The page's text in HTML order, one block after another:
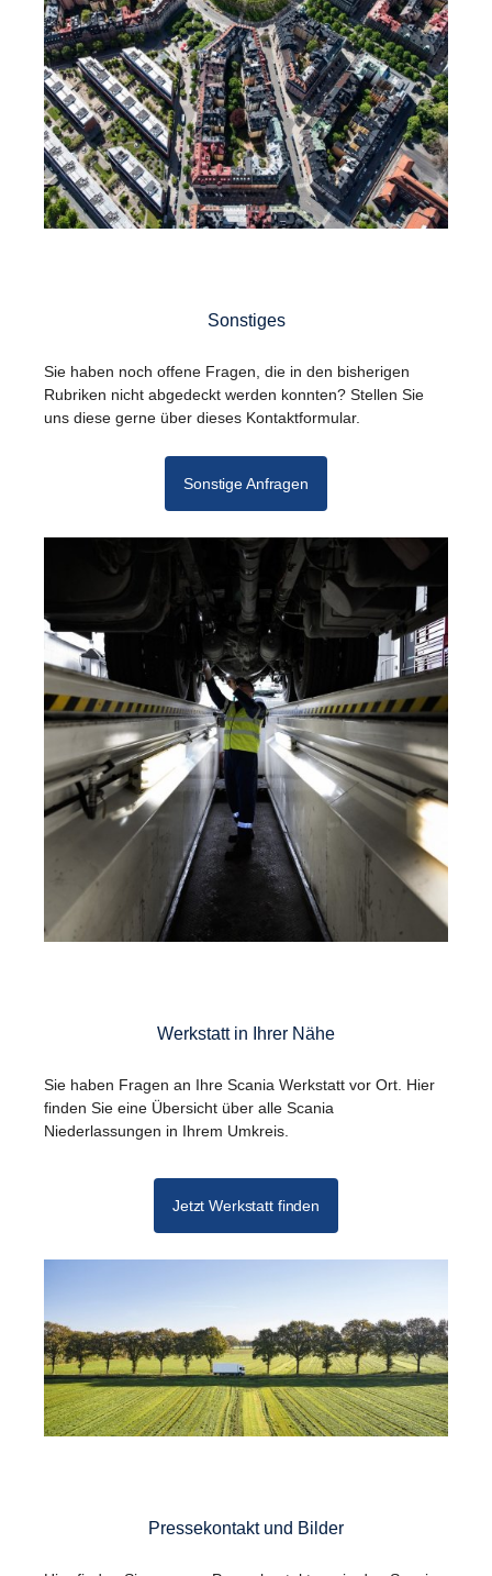
Sonstiges
Sie haben noch offene Fragen, die in den bisherigen
Rubriken nicht abgedeckt werden konnten? Stellen Sie
uns diese gerne über dieses Kontaktformular.
Sonstige Anfragen
Werkstatt in Ihrer Nähe
Sie haben Fragen an Ihre Scania Werkstatt vor Ort. Hier
finden Sie eine Übersicht über alle Scania
Niederlassungen in Ihrem Umkreis.
Jetzt Werkstatt finden
Pressekontakt und Bilder